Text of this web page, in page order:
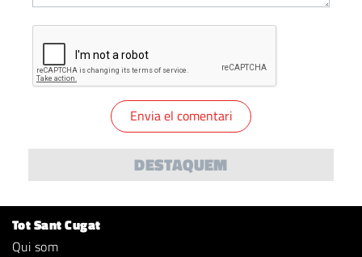
DESTAQUEM
Tot Sant Cugat
Qui som